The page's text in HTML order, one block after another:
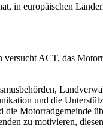
in europäischen
ACT, das
und die
Motorradgemeinde
zu motivieren,